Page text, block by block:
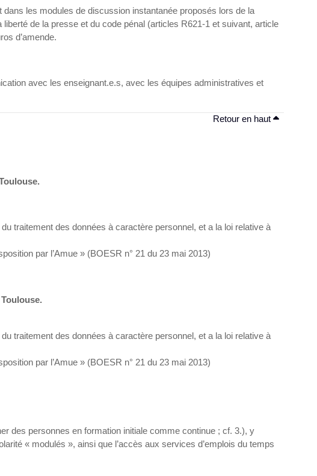
les modules de discussion instantanée proposés lors de la
de la presse et du code pénal (articles R621-1 et suivant, article
d’amende.
avec les enseignant.e.s, avec les équipes administratives et
Retour en haut
traitement des données à caractère personnel, et a la loi relative à
par l’Amue » (BOESR n° 21 du 23 mai 2013)
traitement des données à caractère personnel, et a la loi relative à
par l’Amue » (BOESR n° 21 du 23 mai 2013)
des personnes en formation initiale comme continue ; cf. 3.), y
« modulés », ainsi que l’accès aux services d’emplois du temps